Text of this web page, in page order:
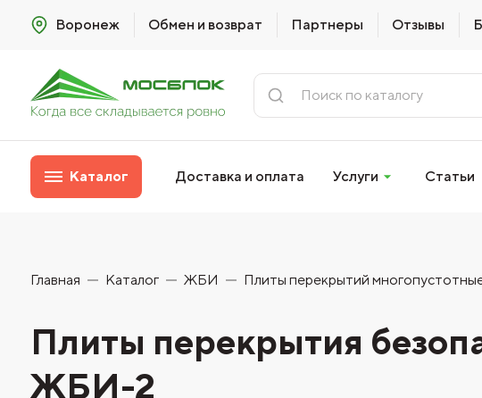
Воронеж Обмен и возврат Партнеры Отзывы
Каталог Доставка и оплата Услуги Статьи
Главная Каталог ЖБИ Плиты перекрытий
Плиты перекрытия
ЖБИ-2